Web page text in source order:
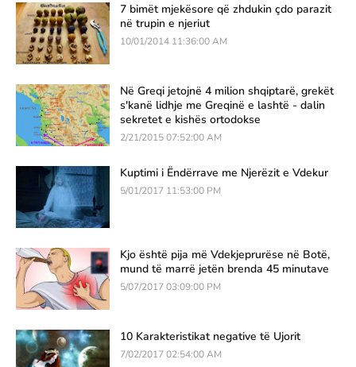
7 bimët mjekësore që zhdukin çdo parazit
në trupin e njeriut
10/01/2014 11:36:00 AM
Në Greqi jetojnë 4 milion shqiptarë, grekët
s'kanë lidhje me Greqinë e lashtë - dalin
sekretet e kishës ortodokse
2/21/2015 07:52:00 AM
Kuptimi i Ëndërrave me Njerëzit e Vdekur
5/01/2017 11:53:00 PM
Kjo është pija më Vdekjeprurëse në Botë,
mund të marrë jetën brenda 45 minutave
5/07/2017 03:09:00 PM
10 Karakteristikat negative të Ujorit
7/02/2017 02:54:00 AM